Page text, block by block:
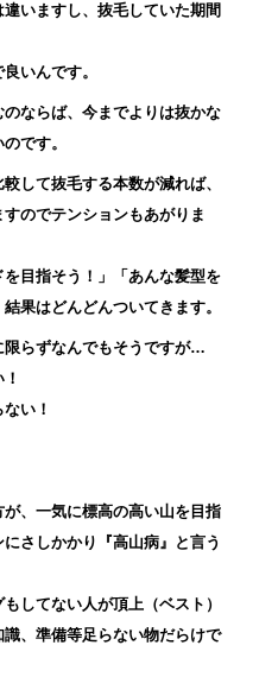
いますし、抜毛していた期間
いんです。
ならば、今までよりは抜かな
です。
して抜毛する本数が減れば、
のでテンションもあがりま
目指そう！」「あんな髪型を
果はどんどんついてきます。
限らずなんでもそうですが…
！
ない！
、一気に標高の高い山を目指
さしかかり『高山病』と言う
してない人が頂上（ベスト）
、準備等足らない物だらけで